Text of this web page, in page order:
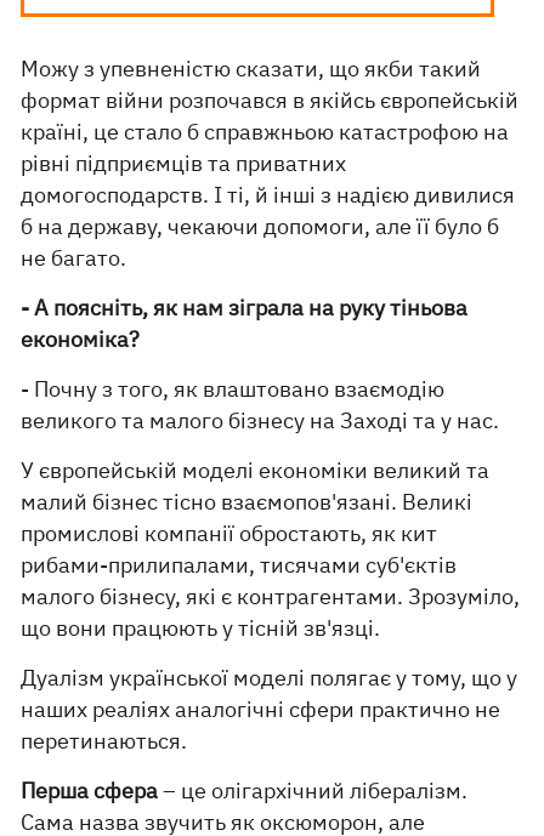
Можу з упевненістю сказати, що якби такий
формат війни розпочався в якійсь європейській
країні, це стало б справжньою катастрофою на
рівні підприємців та приватних
домогосподарств. І ті, й інші з надією дивилися
б на державу, чекаючи допомоги, але її було б
не багато.
- А поясніть, як нам зіграла на руку тіньова
економіка?
- Почну з того, як влаштовано взаємодію
великого та малого бізнесу на Заході та у нас.
У європейській моделі економіки великий та
малий бізнес тісно взаємопов'язані. Великі
промислові компанії обростають, як кит
рибами-прилипалами, тисячами суб'єктів
малого бізнесу, які є контрагентами. Зрозуміло,
що вони працюють у тісній зв'язці.
Дуалізм української моделі полягає у тому, що у
наших реаліях аналогічні сфери практично не
перетинаються.
Перша сфера– це олігархічний лібералізм.
Сама назва звучить як оксюморон, але